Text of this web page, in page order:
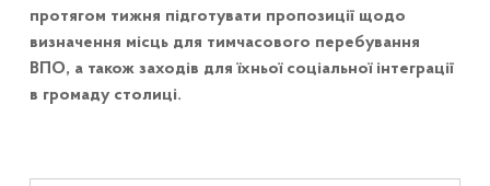
протягом тижня підготувати пропозиції щодо
визначення місць для тимчасового перебування
ВПО, а також заходів для їхньої соціальної інтеграції
в громаду столиці.
Skip back to main navigation